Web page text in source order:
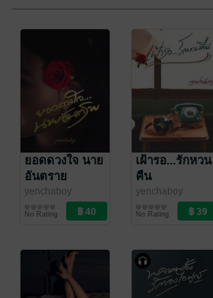
ยอดดวงใจ นาย
อันตราย
yenchaboy
นิยายรักวัยรุ่น
No Rating
เฝ้ารอ...รักหวน
คืน
yenchaboy
นิยายรักวัยรุ่น
No Rating